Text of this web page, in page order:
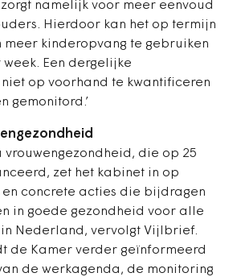
namelijk voor meer eenvoud
Hierdoor kan het op termijn
meer kinderopvang te gebruiken
Een dergelijke
op voorhand te kwantificeren
gemonitord.’
vrouwengezondheid, die op 25
zet het kabinet in op
concrete acties die bijdragen
in goede gezondheid voor alle
in Nederland, vervolgt Vijlbrief.
de Kamer verder geïnformeerd
de werkagenda, de monitoring